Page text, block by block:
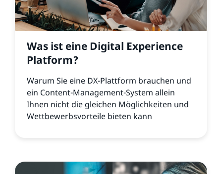
Was ist eine Digital Experience
Platform?
Warum Sie eine DX-Plattform brauchen und
ein Content-Management-System allein
Ihnen nicht die gleichen Möglichkeiten und
Wettbewerbsvorteile bieten kann